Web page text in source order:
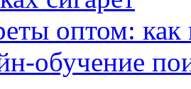
оптом:
обучение